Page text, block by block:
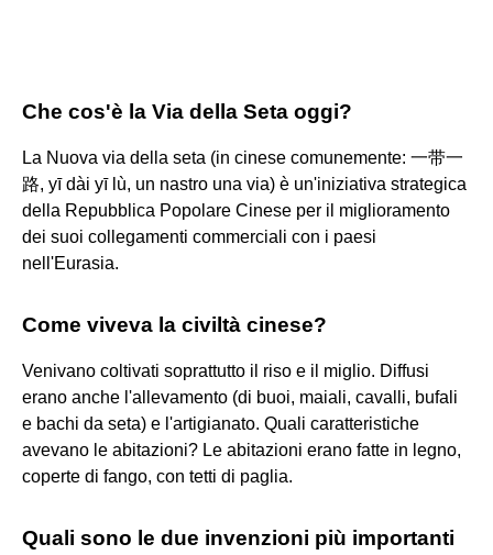
Che cos'è la Via della Seta oggi?
La Nuova via della seta (in cinese comunemente: 一带一
路, yī dài yī lù, un nastro una via) è un'iniziativa strategica
della Repubblica Popolare Cinese per il miglioramento
dei suoi collegamenti commerciali con i paesi
nell'Eurasia.
Come viveva la civiltà cinese?
Venivano coltivati soprattutto il riso e il miglio. Diffusi
erano anche l'allevamento (di buoi, maiali, cavalli, bufali
e bachi da seta) e l'artigianato. Quali caratteristiche
avevano le abitazioni? Le abitazioni erano fatte in legno,
coperte di fango, con tetti di paglia.
Quali sono le due invenzioni più importanti